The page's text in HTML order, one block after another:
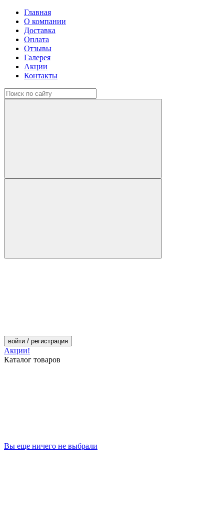
Главная
О компании
Доставка
Оплата
Отзывы
Галерея
Акции
Контакты
войти / регистрация
Акции!
Каталог товаров
Вы еще ничего не выбрали